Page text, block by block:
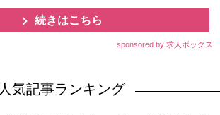
続きはこちら
sponsored by 求人ボックス
人気記事ランキング